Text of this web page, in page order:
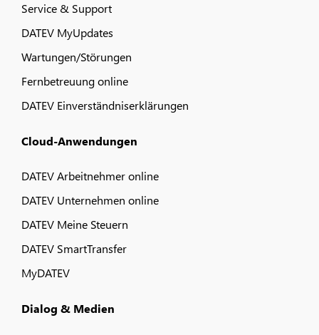
Service & Support
DATEV MyUpdates
Wartungen/Störungen
Fernbetreuung online
DATEV Einverständniserklärungen
Cloud-Anwendungen
DATEV Arbeitnehmer online
DATEV Unternehmen online
DATEV Meine Steuern
DATEV SmartTransfer
MyDATEV
Dialog & Medien